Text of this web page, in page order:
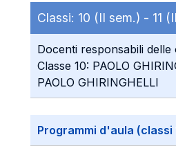
Classi: 10 (II sem.) - 11
Docenti responsabili delle
Classe 10: PAOLO
PAOLO GHIRINGHELLI
Programmi d'aula (classi